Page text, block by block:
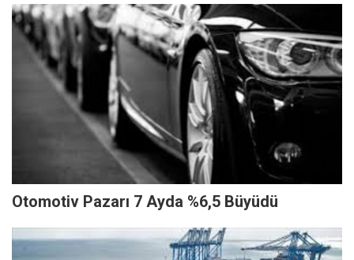
Otomotiv Pazarı 7 Ayda %6,5 Büyüdü